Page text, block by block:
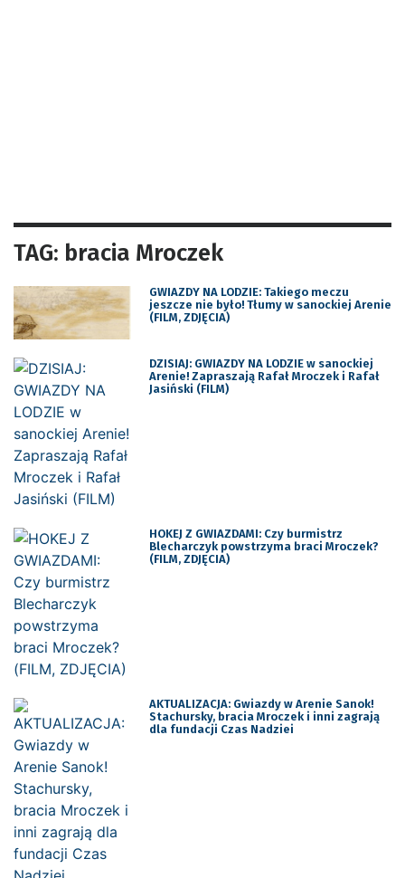
TAG: bracia Mroczek
GWIAZDY NA LODZIE: Takiego meczu
jeszcze nie było! Tłumy w sanockiej Arenie
(FILM, ZDJĘCIA)
DZISIAJ: GWIAZDY NA LODZIE w sanockiej
Arenie! Zapraszają Rafał Mroczek i Rafał
Jasiński (FILM)
HOKEJ Z GWIAZDAMI: Czy burmistrz
Blecharczyk powstrzyma braci Mroczek?
(FILM, ZDJĘCIA)
AKTUALIZACJA: Gwiazdy w Arenie Sanok!
Stachursky, bracia Mroczek i inni zagrają
dla fundacji Czas Nadziei